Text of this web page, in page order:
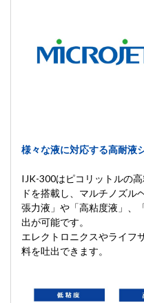
様々な液に対応する高耐液
IJK-300はピコリットルの
ドを搭載し、マルチノズル
張力液」や「高粘度液」、
出が可能です。
エレクトロニクスやライフ
料を吐出できます。